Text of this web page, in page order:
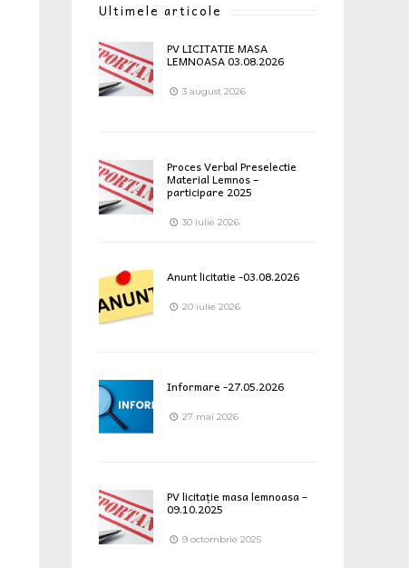
Ultimele articole
PV LICITATIE MASA
LEMNOASA 03.08.2026
3 august 2026
Proces Verbal Preselectie
Material Lemnos –
participare 2025
30 iulie 2026
Anunt licitatie -03.08.2026
20 iulie 2026
Informare -27.05.2026
27 mai 2026
PV licitație masa lemnoasa –
09.10.2025
9 octombrie 2025